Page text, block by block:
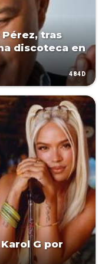
tras
discoteca en
484D
G por